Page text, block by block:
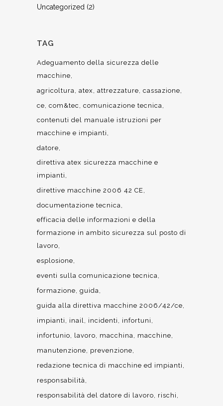
Uncategorized (2)
TAG
Adeguamento della sicurezza delle
macchine
agricoltura atex attrezzature cassazione
ce com&tec
comunicazione tecnica
contenuti del manuale istruzioni per
macchine e impianti
datore
direttiva atex sicurezza macchine e
impianti
direttive macchine 2006 42 CE
documentazione tecnica
efficacia delle informazioni e della
formazione in ambito sicurezza sul posto di
lavoro
esplosione
eventi sulla comunicazione tecnica
formazione guida
guida alla direttiva macchine 2006/42/ce
impianti
inail incidenti
infortuni
infortunio
lavoro macchina
macchine
manutenzione
prevenzione
redazione tecnica di macchine ed impianti
responsabilità
responsabilità del datore di lavoro
rischi